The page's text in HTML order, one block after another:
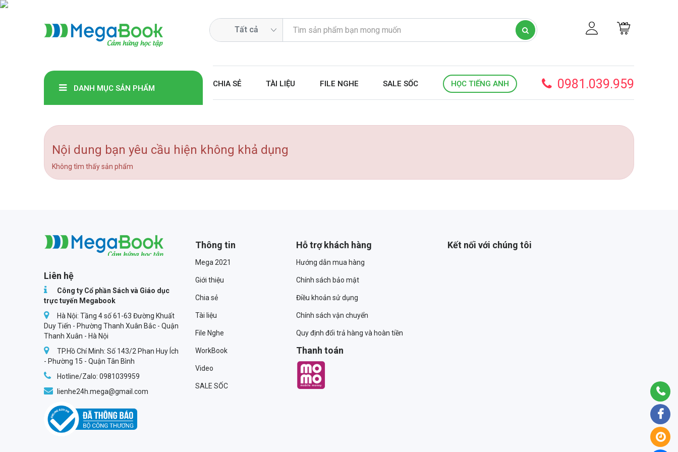
DANH MỤC SẢN PHẨM CHIA SẺ TÀI LIỆU FILE NGHE SALE SỐC HỌC TIẾNG ANH 0981.039.959
Nội dung bạn yêu cầu hiện không khả dụng
Không tìm thấy sản phẩm
Liên hệ
Công ty Cổ phần Sách và Giáo dục
trực tuyến Megabook
Hà Nội: Tầng 4 số 61-63 Đường Khuất
Duy Tiến - Phường Thanh Xuân Bắc - Quận
Thanh Xuân - Hà Nội
TP.Hồ Chí Minh: Số 143/2 Phan Huy Ích
- Phường 15 - Quận Tân Bình
Hotline/Zalo: 0981039959
lienhe24h.mega@gmail.com
Thông tin
Mega 2021
Giới thiệu
Chia sẻ
Tài liệu
File Nghe
WorkBook
Video
SALE SỐC
Hỗ trợ khách hàng
Hướng dẫn mua hàng
Chính sách bảo mật
Điều khoản sử dụng
Chính sách vận chuyển
Quy định đổi trả hàng và hoàn tiền
Thanh toán
Kết nối với chúng tôi